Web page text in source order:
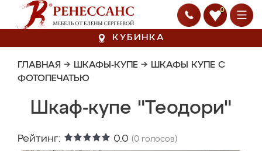
0
КУБИНКА
ГЛАВНАЯ → ШКАФЫ-КУПЕ → ШКАФЫ КУПЕ С
ФОТОПЕЧАТЬЮ
Шкаф-купе "Теодори"
Рейтинг: 0.0 (0 голосов)